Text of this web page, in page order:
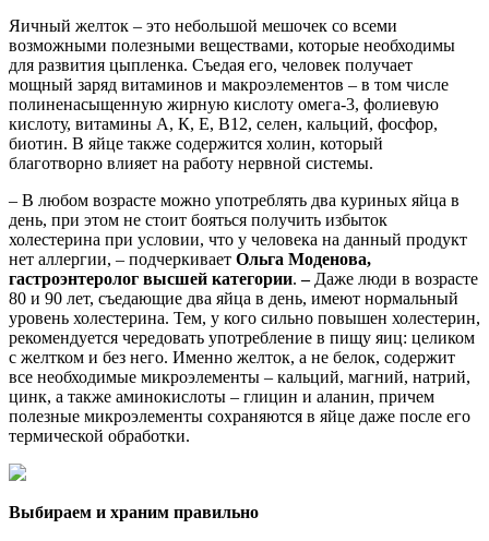
Яичный желток – это небольшой мешочек со всеми
возможными полезными веществами, которые необходимы
для развития цыпленка. Съедая его, человек получает
мощный заряд витаминов и макроэлементов – в том числе
полиненасыщенную жирную кислоту омега-3, фолиевую
кислоту, витамины А, К, Е, В12, селен, кальций, фосфор,
биотин. В яйце также содержится холин, который
благотворно влияет на работу нервной системы.
– В любом возрасте можно употреблять два куриных яйца в
день, при этом не стоит бояться получить избыток
холестерина при условии, что у человека на данный продукт
нет аллергии, – подчеркивает Ольга Моденова,
гастроэнтеролог высшей категории. – Даже люди в возрасте
80 и 90 лет, съедающие два яйца в день, имеют нормальный
уровень холестерина. Тем, у кого сильно повышен холестерин,
рекомендуется чередовать употребление в пищу яиц: целиком
с желтком и без него. Именно желток, а не белок, содержит
все необходимые микроэлементы – кальций, магний, натрий,
цинк, а также аминокислоты – глицин и аланин, причем
полезные микроэлементы сохраняются в яйце даже после его
термической обработки.
Выбираем и храним правильно